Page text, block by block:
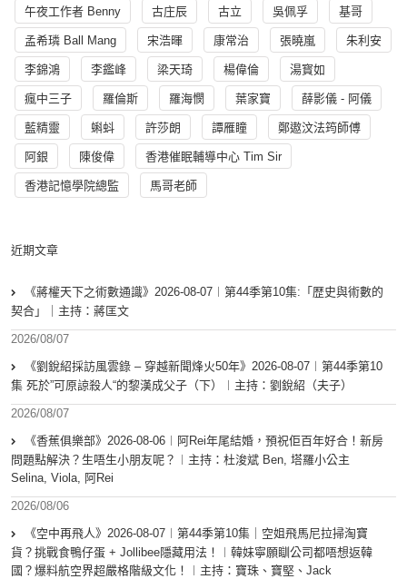
午夜工作者 Benny 古庄辰 古立 吳佩孚 基哥
孟希璘 Ball Mang 宋浩暉 康常治 張曉嵐 朱利安
李錦鴻 李鑑峰 梁天琦 楊偉倫 湯寳如
瘋中三子 羅倫斯 羅海憫 葉家寶 薛影儀 - 阿儀
藍精靈 蝌蚪 許莎朗 譚雁瞳 鄭遨汶法筠師傅
阿銀 陳俊偉 香港催眠輔導中心 Tim Sir
香港記憶學院總監 馬哥老師
近期文章
《蔣權天下之術數通識》2026-08-07︱第44季第10集:「歴史與術數的
契合」｜主持：蔣匡文
2026/08/07
《劉銳紹採訪風雲錄 – 穿越新聞烽火50年》2026-08-07︱第44季第10
集 死於”可原諒殺人“的黎漢成父子（下）︱主持：劉銳紹（夫子）
2026/08/07
《香蕉俱樂部》2026-08-06︱阿Rei年尾結婚，預祝佢百年好合！新房
問題點解決？生唔生小朋友呢？︱主持：杜浚斌 Ben, 塔羅小公主
Selina, Viola, 阿Rei
2026/08/06
《空中再飛人》2026-08-07︱第44季第10集｜空姐飛馬尼拉掃淘寶
貨？挑戰食鴨仔蛋 + Jollibee隱藏用法！︱韓妹寧願瞓公司都唔想返韓
國？爆料航空界超嚴格階級文化！︱主持：寶珠、寶堅、Jack